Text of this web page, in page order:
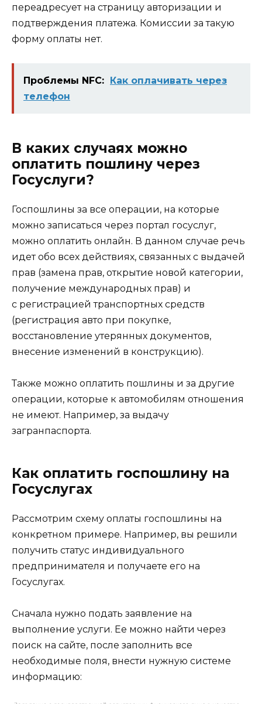
переадресует на страницу авторизации и
подтверждения платежа. Комиссии за такую
форму оплаты нет.
Проблемы NFC: Как оплачивать через
телефон
В каких случаях можно
оплатить пошлину через
Госуслуги?
Госпошлины за все операции, на которые
можно записаться через портал госуслуг,
можно оплатить онлайн. В данном случае речь
идет обо всех действиях, связанных с выдачей
прав (замена прав, открытие новой категории,
получение международных прав) и
с регистрацией транспортных средств
(регистрация авто при покупке,
восстановление утерянных документов,
внесение изменений в конструкцию).
Также можно оплатить пошлины и за другие
операции, которые к автомобилям отношения
не имеют. Например, за выдачу
загранпаспорта.
Как оплатить госпошлину на
Госуслугах
Рассмотрим схему оплаты госпошлины на
конкретном примере. Например, вы решили
получить статус индивидуального
предпринимателя и получаете его на
Госуслугах.
Сначала нужно подать заявление на
выполнение услуги. Ее можно найти через
поиск на сайте, после заполнить все
необходимые поля, внести нужную системе
информацию: